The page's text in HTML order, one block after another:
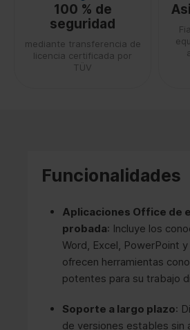
100 % de
seguridad
mediante transferencia de
licencia certificada por
TÜV
Funcionalidades
Aplicaciones Office de
probada: Incluye los
Word, Excel, PowerPoint
ofrecen herramientas
potentes para su trabajo
Soporte a largo plazo:
de versiones estables sin